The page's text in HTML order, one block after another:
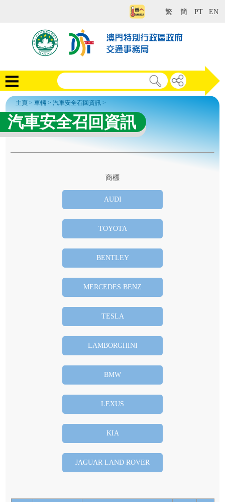
繁 簡 PT EN
主頁 >車輛 >汽車安全召回資訊 >
汽車安全召回資訊
商標
AUDI
TOYOTA
BENTLEY
MERCEDES BENZ
TESLA
LAMBORGHINI
BMW
LEXUS
KIA
JAGUAR LAND ROVER